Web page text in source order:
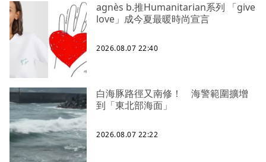
agnès b.推Humanitarian系列 「give
love」成今夏最暖時尚宣言
2026.08.07 22:40
白海豚路徑又南修！ 海警範圍擴增
到「東北部海面」
2026.08.07 22:22